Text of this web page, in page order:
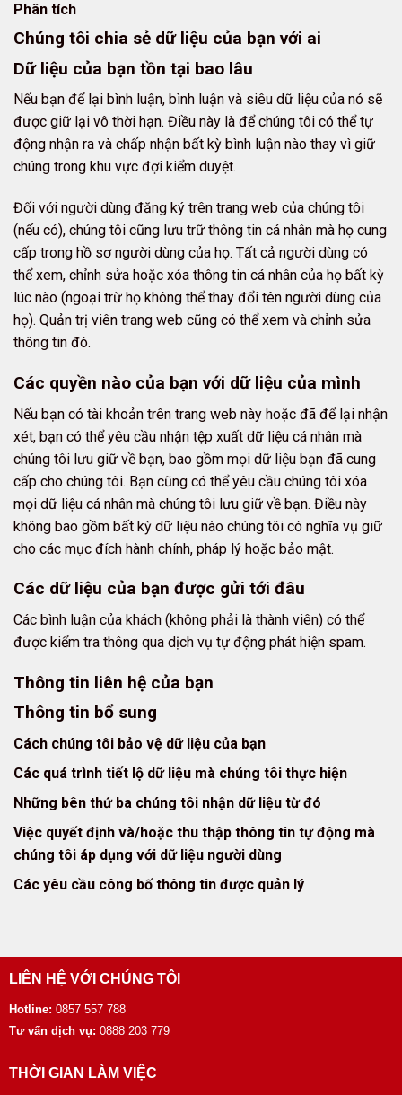
Phân tích
Chúng tôi chia sẻ dữ liệu của bạn với ai
Dữ liệu của bạn tồn tại bao lâu
Nếu bạn để lại bình luận, bình luận và siêu dữ liệu của nó sẽ
được giữ lại vô thời hạn. Điều này là để chúng tôi có thể tự
động nhận ra và chấp nhận bất kỳ bình luận nào thay vì giữ
chúng trong khu vực đợi kiểm duyệt.
Đối với người dùng đăng ký trên trang web của chúng tôi
(nếu có), chúng tôi cũng lưu trữ thông tin cá nhân mà họ cung
cấp trong hồ sơ người dùng của họ. Tất cả người dùng có
thể xem, chỉnh sửa hoặc xóa thông tin cá nhân của họ bất kỳ
lúc nào (ngoại trừ họ không thể thay đổi tên người dùng của
họ). Quản trị viên trang web cũng có thể xem và chỉnh sửa
thông tin đó.
Các quyền nào của bạn với dữ liệu của mình
Nếu bạn có tài khoản trên trang web này hoặc đã để lại nhận
xét, bạn có thể yêu cầu nhận tệp xuất dữ liệu cá nhân mà
chúng tôi lưu giữ về bạn, bao gồm mọi dữ liệu bạn đã cung
cấp cho chúng tôi. Bạn cũng có thể yêu cầu chúng tôi xóa
mọi dữ liệu cá nhân mà chúng tôi lưu giữ về bạn. Điều này
không bao gồm bất kỳ dữ liệu nào chúng tôi có nghĩa vụ giữ
cho các mục đích hành chính, pháp lý hoặc bảo mật.
Các dữ liệu của bạn được gửi tới đâu
Các bình luận của khách (không phải là thành viên) có thể
được kiểm tra thông qua dịch vụ tự động phát hiện spam.
Thông tin liên hệ của bạn
Thông tin bổ sung
Cách chúng tôi bảo vệ dữ liệu của bạn
Các quá trình tiết lộ dữ liệu mà chúng tôi thực hiện
Những bên thứ ba chúng tôi nhận dữ liệu từ đó
Việc quyết định và/hoặc thu thập thông tin tự động mà
chúng tôi áp dụng với dữ liệu người dùng
Các yêu cầu công bố thông tin được quản lý
LIÊN HỆ VỚI CHÚNG TÔI
Hotline: 0857 557 788
Tư vấn dịch vụ: 0888 203 779
THỜI GIAN LÀM VIỆC